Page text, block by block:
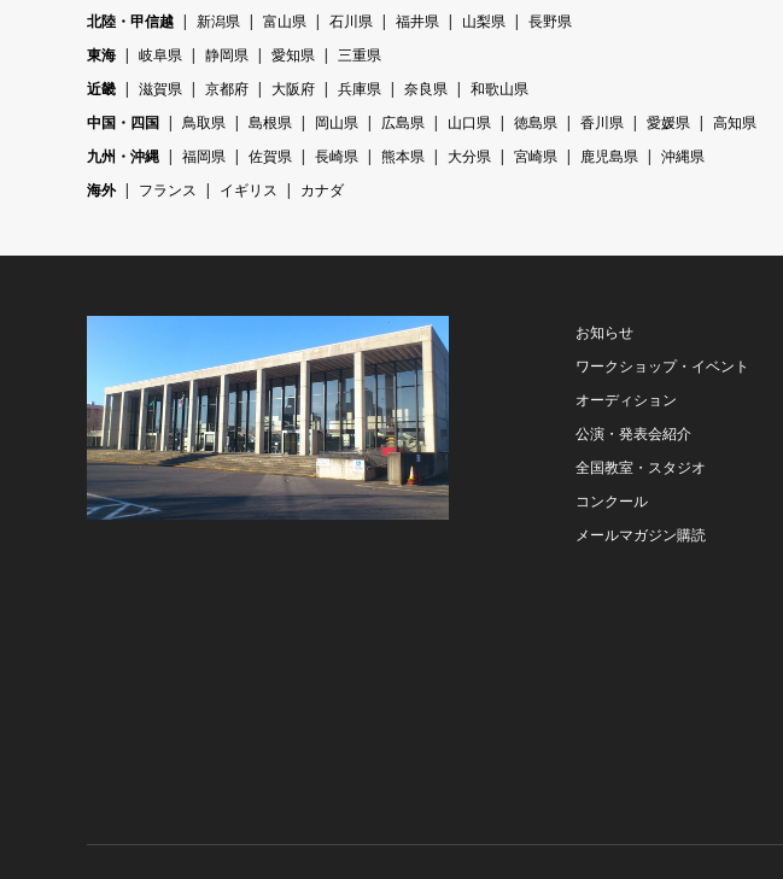
北陸・甲信越
新潟県 富山県 石川県 福井県 山梨県
長野県
東海
岐阜県 静岡県 愛知県
三重県
近畿
滋賀県 京都府 大阪府 兵庫県 奈良県
和歌山県
中国・四国
鳥取県 島根県 岡山県 広島県 山口県 徳島県 香川県 愛媛県
高知県
九州・沖縄
福岡県 佐賀県 長崎県 熊本県 大分県 宮崎県 鹿児島県
沖縄県
海外
フランス イギリス カナダ
お知らせ
ワークショップ・イベント
オーディション
公演・発表会紹介
全国教室・スタジオ
コンクール
メールマガジン購読